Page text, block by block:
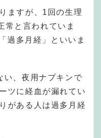
ますが、1回の生理
常と言われていま
過多月経」といいま
い、夜用ナプキンで
ツに経血が漏れてい
がある人は過多月経